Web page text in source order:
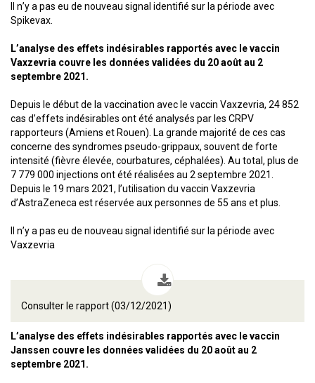
Il n’y a pas eu de nouveau signal identifié sur la période avec
Spikevax.
L’analyse des effets indésirables rapportés avec le vaccin
Vaxzevria couvre les données validées du 20 août au 2
septembre 2021.
Depuis le début de la vaccination avec le vaccin Vaxzevria, 24 852
cas d’effets indésirables ont été analysés par les CRPV
rapporteurs (Amiens et Rouen). La grande majorité de ces cas
concerne des syndromes pseudo-grippaux, souvent de forte
intensité (fièvre élevée, courbatures, céphalées). Au total, plus de
7 779 000 injections ont été réalisées au 2 septembre 2021.
Depuis le 19 mars 2021, l’utilisation du vaccin Vaxzevria
d’AstraZeneca est réservée aux personnes de 55 ans et plus.
Il n’y a pas eu de nouveau signal identifié sur la période avec
Vaxzevria
Consulter le rapport (03/12/2021)
L’analyse des effets indésirables rapportés avec le vaccin
Janssen couvre les données validées du 20 août au 2
septembre 2021.